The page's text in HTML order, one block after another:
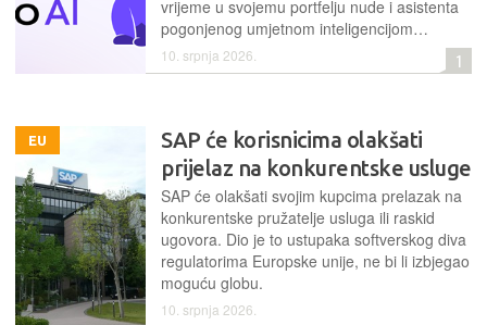
vrijeme u svojemu portfelju nude i asistenta
pogonjenog umjetnom inteligencijom…
10. srpnja 2026. 1
EU
SAP će korisnicima olakšati
prijelaz na konkurentske usluge
SAP će olakšati svojim kupcima prelazak na
konkurentske pružatelje usluga ili raskid
ugovora. Dio je to ustupaka softverskog diva
regulatorima Europske unije, ne bi li izbjegao
moguću globu.
10. srpnja 2026.